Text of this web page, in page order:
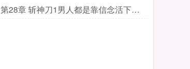
第28章 斩神刀1男人都是靠信念活下去